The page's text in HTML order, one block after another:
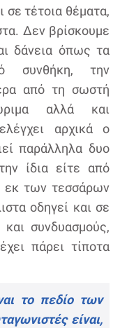
σε τέτοια θέματα,
Δεν βρίσκουμε
δάνεια όπως τα
συνθήκη, την
από τη σωστή
αλλά και
αρχικά ο
παράλληλα δυο
ίδια είτε από
εκ των τεσσάρων
οδηγεί και σε
συνδυασμούς,
πάρει τίποτα
το πεδίο των
είναι,